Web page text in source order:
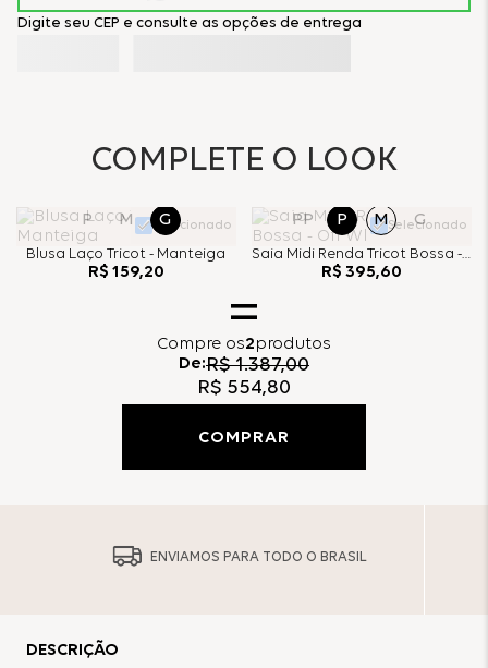
Digite seu CEP e consulte as opções de entrega
COMPLETE O LOOK
Selecionado
P M G
Blusa Laço Tricot - Manteiga
R$ 159,20
Selecionado
PP P M G
Saia Midi Renda Tricot Bossa - Off White
R$ 395,60
Compre os2produtos
De:R$ 1.387,00
R$ 554,80
COMPRAR
ENVIAMOS PARA TODO O BRASIL
DESCRIÇÃO